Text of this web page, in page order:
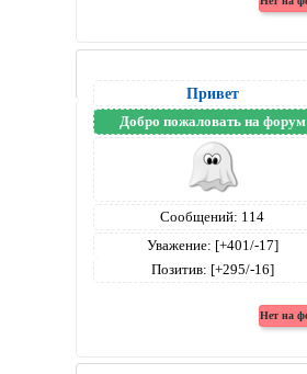
Привет
Добро пожаловать на форум
Сообщений: 114
Уважение: [+401/-17]
Позитив: [+295/-16]